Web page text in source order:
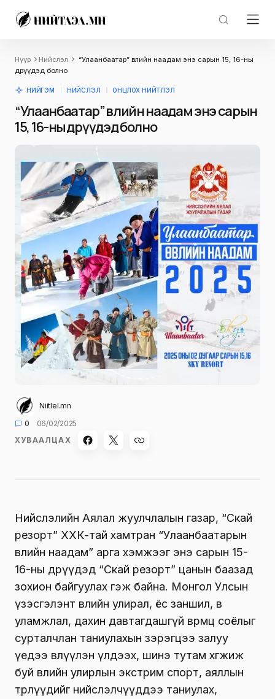
Нүүр Нийслэл
“Улаанбаатар” өвлийн наадам энэ сарын 15, 16-ны
өдрүүдэд болно
НИЙГЭМ НИЙСЛЭЛ ОНЦЛОХ НИЙТЛЭЛ
“Улаанбаатар” өвлийн наадам энэ сарын
15, 16-ны өдрүүдэд болно
Niitlel.mn
0
06/02/2025
ХУВААЛЦАХ
Нийслэлийн Аялал жуулчлалын газар, “Скай
резорт” ХХК-тай хамтран “Улаанбаатарын
өвлийн наадам” арга хэмжээг энэ сарын 15-
16-ны өдрүүдэд “Скай резорт” цанын баазад
зохион байгуулах гэж байна. Монгол Улсын
үзэсгэлэнт өвлийн улирал, ёс заншил, өв
уламжлал, дахин давтагдашгүй өвөрмөц соёлыг
сурталчлан таниулахын зэрэгцээ залуу
үедээ өвлүүлэн үлдээх, шинэ тутам хөгжиж
буй өвлийн улирлын экстрим спорт, аяллын
төрлүүдийг нийслэлчүүддээ таниулах,